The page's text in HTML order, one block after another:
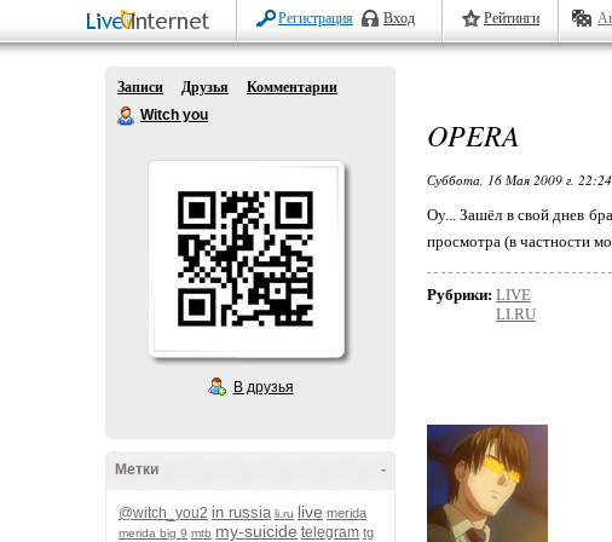
Регистрация Вход Рейтинги
Записи Друзья
Комментарии
Witch you
В друзья
-
Метки
@witch_you2 in russia li.ru live merida
merida big 9 mtb my-suicide telegram tg
OPERA
Суббота, 16 Мая 2009 г. 22:24
Оу... Зашёл в свой днев
просмотра (в частности
Рубрики: LIVE
LI.RU